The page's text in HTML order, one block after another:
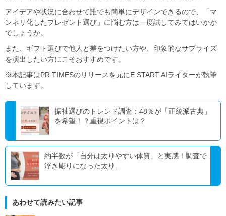
アイデアや状況に合わせて誰でも簡単にデザインできるので、「マ
ンネリ化したプレゼント選び」に悩む方は一度試してみてはいかが
でしょうか。
また、ギフト選びで他人と差をつけたい方や、印象的なサプライズ
を演出したい方にこそおすすめです。
※本記事はPR TIMESのリリースを元にE START AIライターが執筆
しています。
振袖選びのトレンド調査：48％が「正統派古典」
を希望！？重視ポイントは？
約半数が「自分は太りやすい体質」と実感！調査で
浮き彫りになった太り...
あわせて読みたい記事